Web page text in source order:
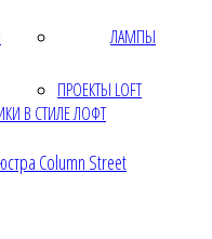
ЛАМПЫ
ПРОЕКТЫ LOFT
В СТИЛЕ ЛОФТ
Column Street